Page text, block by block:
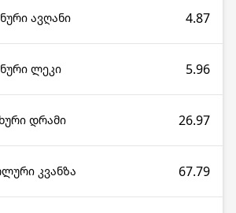
ავღანი 4.87
ლეკი 5.96
დრამი 26.97
კვანზა 67.79